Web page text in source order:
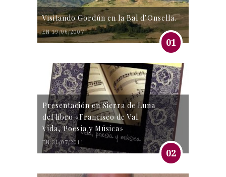
Visitando Gordún en la Bal d’Onsella.
EN 19/06/2007
01
Presentación en Sierra de Luna
del libro «Francisco de Val.
Vida, Poesía y Música»
EN 31/07/2011
02